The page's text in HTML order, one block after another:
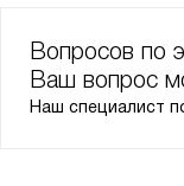
Вопросов по
Ваш вопрос
Наш специалист